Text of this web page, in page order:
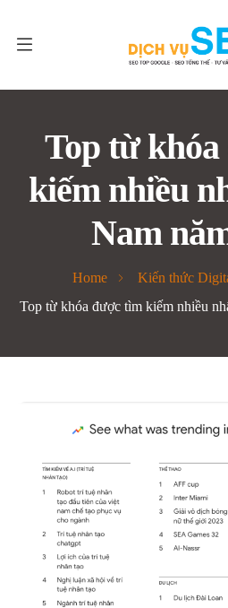
Top từ
kiếm nhiều
Nam
Home
Kiến thức
Top từ khóa được tìm kiếm nhiều